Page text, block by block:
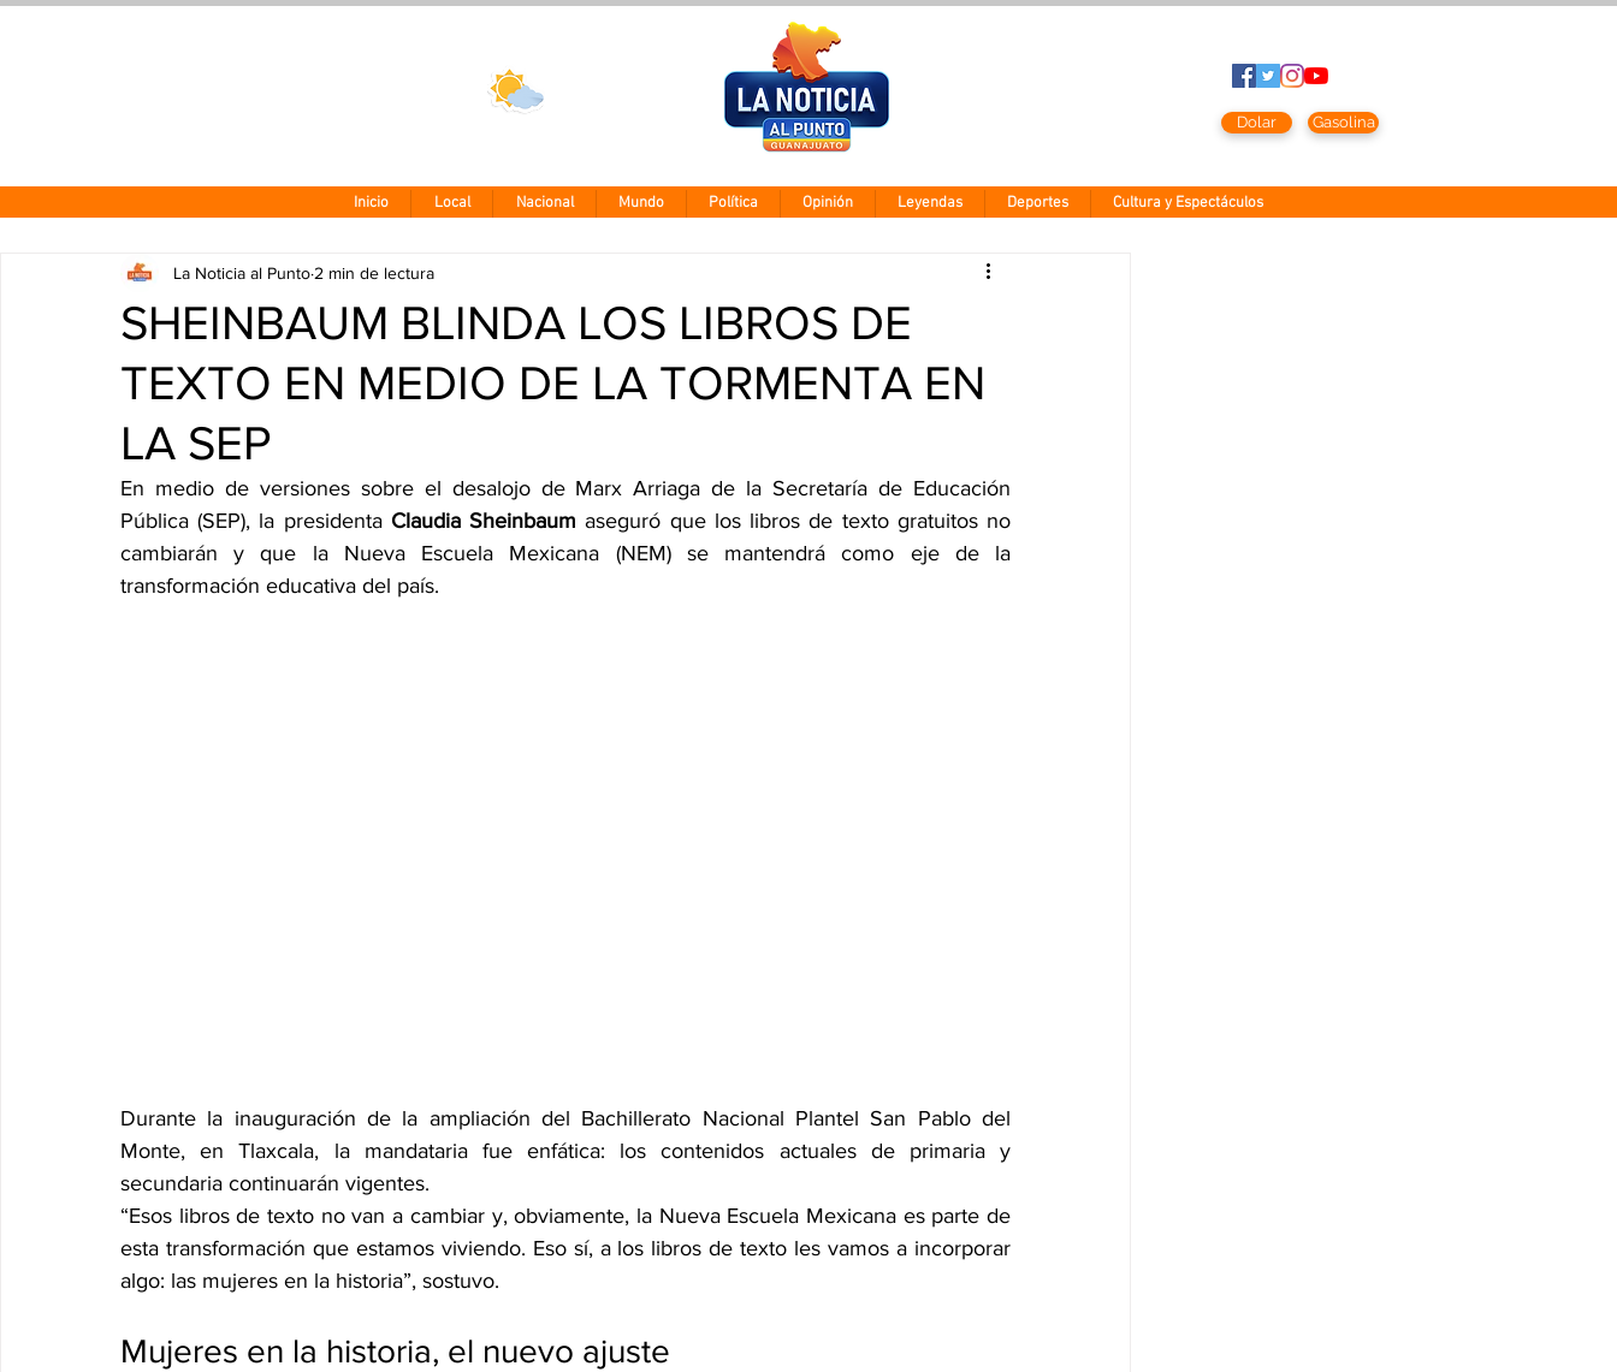
Dolar Gasolina
Inicio Local Nacional Mundo Política Opinión Leyendas Deportes Cultura y Espectáculos
SHEINBAUM BLINDA LOS LIBROS DE
TEXTO EN MEDIO DE LA TORMENTA EN
LA SEP
La Noticia al Punto 2 min de lectura
En medio de versiones sobre el desalojo de Marx Arriaga de la Secretaría de Educación
Pública (SEP), la presidenta Claudia Sheinbaum aseguró que los libros de texto gratuitos no
cambiarán y que la Nueva Escuela Mexicana (NEM) se mantendrá como eje de la
transformación educativa del país.
Durante la inauguración de la ampliación del Bachillerato Nacional Plantel San Pablo del
Monte, en Tlaxcala, la mandataria fue enfática: los contenidos actuales de primaria y
secundaria continuarán vigentes.
“Esos libros de texto no van a cambiar y, obviamente, la Nueva Escuela Mexicana es parte de
esta transformación que estamos viviendo. Eso sí, a los libros de texto les vamos a incorporar
algo: las mujeres en la historia”, sostuvo.
Mujeres en la historia, el nuevo ajuste